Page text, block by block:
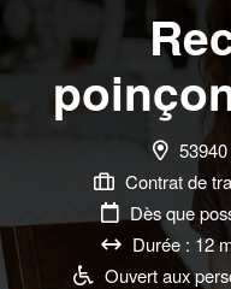
Contrat de
Dès que
Durée : 12
Ouvert aux